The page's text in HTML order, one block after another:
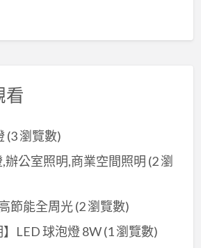
看
(3 瀏覽數)
辦公室照明,商業空間照明 (2 瀏
節能全周光(2 瀏覽數)
】LED 球泡燈 8W(1 瀏覽數)